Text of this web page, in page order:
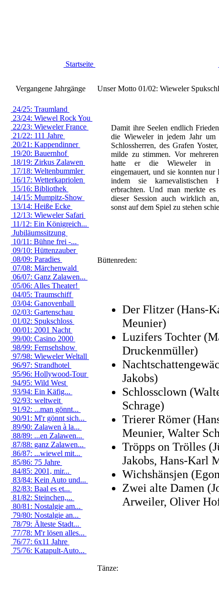
Startseite
Vergangene Jahrgänge
24/25: Traumland
23/24: Wiewel Rock You
22/23: Wieweler France
21/22: 111 Jahre
20/21: Kappendinner
19/20: Bauernhof
18/19: Zirkus Zalawen
17/18: Weltenbummler
16/17: Wetterkapriolen
15/16: Bibliothek
14/15: Mumpitz-Show
13/14: Heiße Ecke
12/13: Wieweler Safari
11/12: Ein Königreich...
Jubiläumssitzung
10/11: Bühne frei -...
09/10: Hüttenzauber
08/09: Paradies
07/08: Märchenwald
06/07: Ganz Zalawen...
05/06: Alles Theater!
04/05: Traumschiff
03/04: Ganovenball
02/03: Gartenschau
01/02: Spukschloss
00/01: 2001 Nacht
99/00: Casino 2000
98/99: Fernsehshow
97/98: Wieweler Weltall
96/97: Strandhotel
95/96: Hollywood-Tour
94/95: Wild West
93/94: Ein Käfig...
92/93: weltweit
91/92: ...man gönnt...
90/91: M'r gönnt sich...
89/90: Zalawen à la...
88/89: ...en Zalawen...
87/88: ganz Zalawen...
86/87: ...wiewel mit...
85/86: 75 Jahre
84/85: 2001, mir...
83/84: Kein Auto und...
82/83: Baal es et...
81/82: Steinchen,...
80/81: Nostalgie am...
79/80: Nostalgie an...
78/79: Älteste Stadt...
77/78: M'r lösen alles...
76/77: 6x11 Jahre
75/76: Katapult-Auto...
Unser Motto 01/02: Wieweler
Damit ihre Seelen endlich
die Wieweler in jedem Jahr um
Schlossherren, des Grafen
milde zu stimmen. Vor
hatte er die Wieweler in
eingemauert, und sie konnten nur
indem sie karnevalistischen
erbrachten. Und man merkte
dieser Session auch wirklich
sonst auf dem Spiel zu stehen
Büttenreden:
Der Flitzer (Hans-
Meunier)
Luzifers Tochter
Druckenmüller)
Jakobs)
Schlossclown
Schrage)
Trierer Römer
Meunier, Walter
Tröpps on Trölles
Jakobs, Hans-Karl
Wichshänsjen
Zwei alte Damen
Arweiler, Oliver
Tänze: